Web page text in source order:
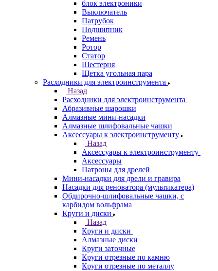
блок электроники
Выключатель
Патрубок
Подшипник
Ремень
Ротор
Статор
Шестерня
Щетка угольная пара
Расходники для электроинструмента
Назад
Расходники для электроинструмента
Абразивные шарошки
Алмазные мини-насадки
Алмазные шлифовальные чашки
Аксессуары к электроинструменту
Назад
Аксессуары к электроинструменту
Аксессуары
Патроны для дрелей
Мини-насадки для дрели и гравира
Насадки для реноватора (мультикатера)
Обдирочно-шлифовальные чашки, с
карбидом вольфрама
Круги и диски
Назад
Круги и диски
Алмазные диски
Круги заточные
Круги отрезные по камню
Круги отрезные по металлу